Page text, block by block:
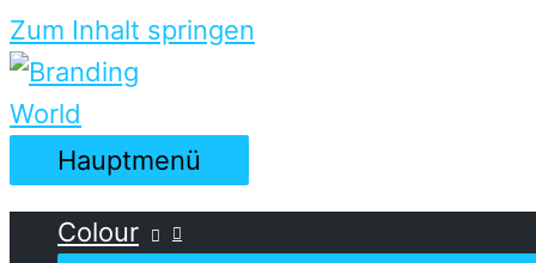
Zum Inhalt springen
Hauptmenü
Colour